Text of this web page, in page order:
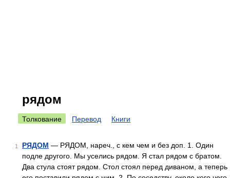
рядом
Толкование Перевод Книги
1 РЯДОМ — РЯДОМ, нареч., с кем чем и без доп. 1. Один
подле другого. Мы уселись рядом. Я стал рядом с братом.
Два стула стоят рядом. Стол стоял перед диваном, а теперь